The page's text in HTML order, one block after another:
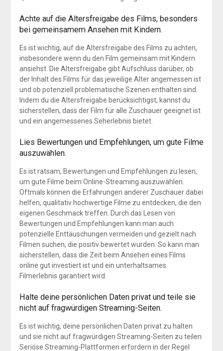
Achte auf die Altersfreigabe des Films, besonders
bei gemeinsamem Ansehen mit Kindern.
Es ist wichtig, auf die Altersfreigabe des Films zu achten,
insbesondere wenn du den Film gemeinsam mit Kindern
ansiehst. Die Altersfreigabe gibt Aufschluss darüber, ob
der Inhalt des Films für das jeweilige Alter angemessen ist
und ob potenziell problematische Szenen enthalten sind.
Indem du die Altersfreigabe berücksichtigst, kannst du
sicherstellen, dass der Film für alle Zuschauer geeignet ist
und ein angemessenes Seherlebnis bietet.
Lies Bewertungen und Empfehlungen, um gute Filme
auszuwählen.
Es ist ratsam, Bewertungen und Empfehlungen zu lesen,
um gute Filme beim Online-Streaming auszuwählen.
Oftmals können die Erfahrungen anderer Zuschauer dabei
helfen, qualitativ hochwertige Filme zu entdecken, die den
eigenen Geschmack treffen. Durch das Lesen von
Bewertungen und Empfehlungen kann man auch
potenzielle Enttäuschungen vermeiden und gezielt nach
Filmen suchen, die positiv bewertet wurden. So kann man
sicherstellen, dass die Zeit beim Ansehen eines Films
online gut investiert ist und ein unterhaltsames
Filmerlebnis garantiert wird.
Halte deine persönlichen Daten privat und teile sie
nicht auf fragwürdigen Streaming-Seiten.
Es ist wichtig, deine persönlichen Daten privat zu halten
und sie nicht auf fragwürdigen Streaming-Seiten zu teilen.
Seriöse Streaming-Plattformen erfordern in der Regel